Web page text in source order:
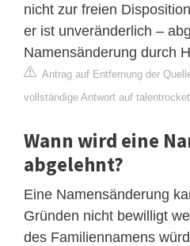
nicht zur freien
er ist unveränderlich –
Namensänderung durch
Antrag auf Entfernung der
vollständige Antwort auf
Wann wird eine
abgelehnt?
Eine Namensänderung
Gründen nicht bewilligt
des Familiennamens